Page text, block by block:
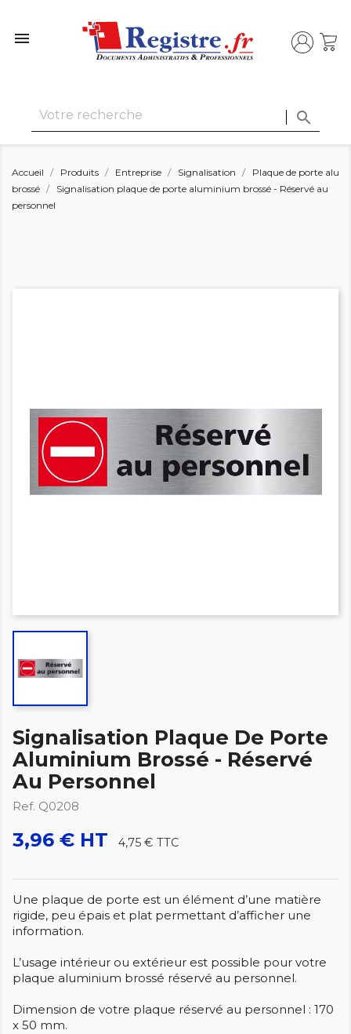


Accueil Produits Entreprise Signalisation
Plaque de porte alu
brossé
Signalisation plaque de porte aluminium brossé - Réservé au
personnel
Signalisation Plaque De Porte
Aluminium Brossé - Réservé
Au Personnel
Ref. Q0208
3,96 € HT 4,75 € TTC
Une plaque de porte est un élément d’une matière
rigide, peu épais et plat permettant d’afficher une
information.
L’usage intérieur ou extérieur est possible pour votre
plaque aluminium brossé réservé au personnel.
Dimension de votre plaque réservé au personnel : 170
x 50 mm.